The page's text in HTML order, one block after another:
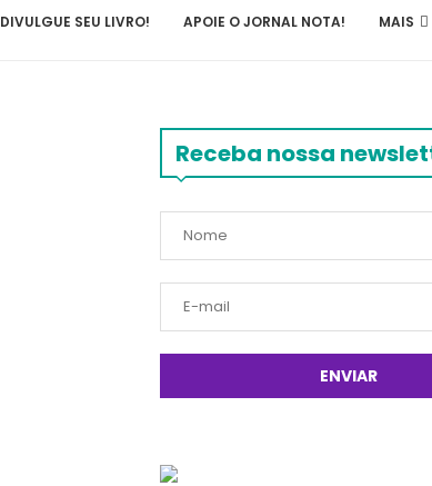
DIVULGUE SEU LIVRO! APOIE O JORNAL NOTA! MAIS
Receba nossa